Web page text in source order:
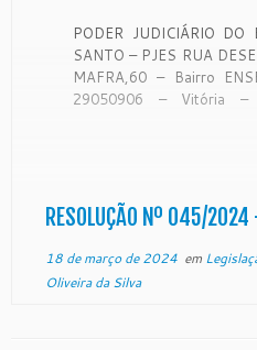
PODER JUDICIÁRIO DO
SANTO – PJES RUA
MAFRA,60 – Bairro
29050906 – Vitória –
MAGISTRADO
RESOLUÇÃO Nº 045/
18 de março de 2024em
Oliveira da Silva